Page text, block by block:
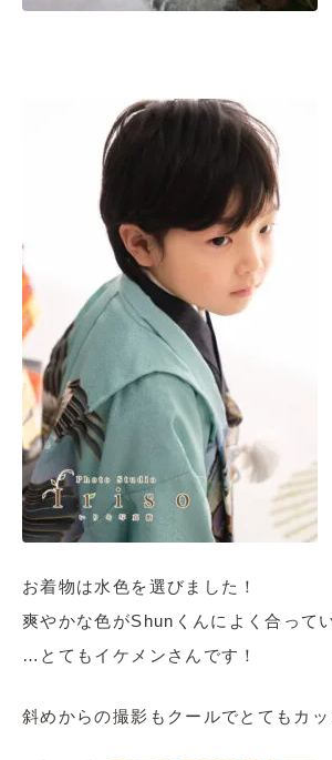
お着物は水色を選びました！
爽やかな色がShunくんによく合って
…とてもイケメンさんです！
斜めからの撮影もクールでとてもカッ